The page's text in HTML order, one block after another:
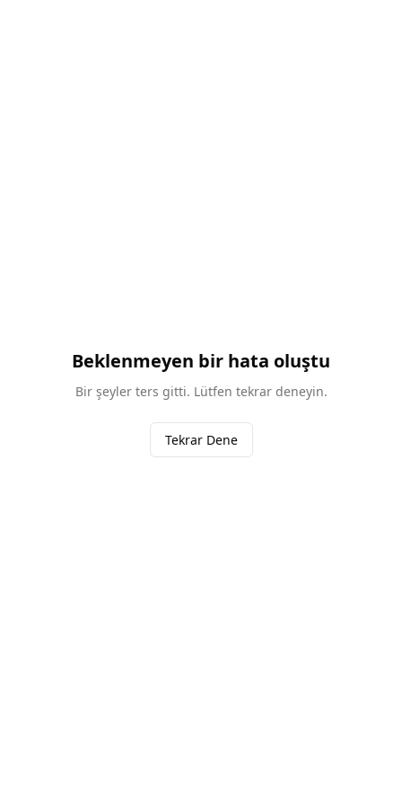
Beklenmeyen bir hata oluştu
Bir şeyler ters gitti. Lütfen tekrar deneyin.
Tekrar Dene